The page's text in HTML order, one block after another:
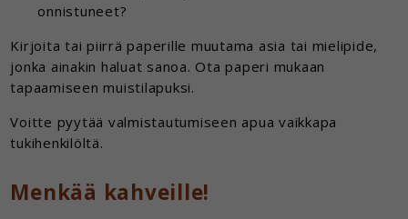
onnistuneet?
Kirjoita tai piirrä paperille muutama asia tai mielipide,
jonka ainakin haluat sanoa. Ota paperi mukaan
tapaamiseen muistilapuksi.
Voitte pyytää valmistautumiseen apua vaikkapa
tukihenkilöltä.
Menkää kahveille!